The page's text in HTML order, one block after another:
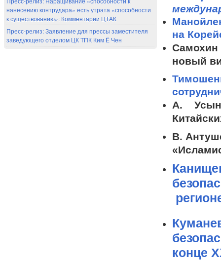
нанесению контрудара» есть утрата «способности
к существованию»: Комментарии ЦТАК
Пресс-релиз: Заявление для прессы заместителя
заведующего отделом ЦК ТПК Ким Ё Чен
на
новый
А.
В.
конце